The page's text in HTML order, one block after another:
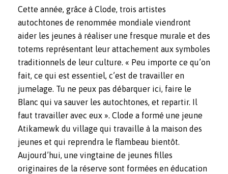
Cette année, grâce à Clode, trois artistes
autochtones de renommée mondiale viendront
aider les jeunes à réaliser une fresque murale et des
totems représentant leur attachement aux symboles
traditionnels de leur culture. « Peu importe ce qu’on
fait, ce qui est essentiel, c’est de travailler en
jumelage. Tu ne peux pas débarquer ici, faire le
Blanc qui va sauver les autochtones, et repartir. Il
faut travailler avec eux ». Clode a formé une jeune
Atikamewk du village qui travaille à la maison des
jeunes et qui reprendra le flambeau bientôt.
Aujourd’hui, une vingtaine de jeunes filles
originaires de la réserve sont formées en éducation